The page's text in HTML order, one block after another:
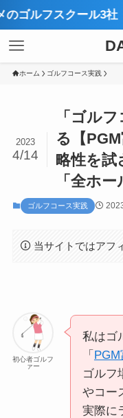
ホーム ゴルフコース実践
「ゴル
る【
略性を
「全ホ
2023
4/14
ゴルフコース実践
当サイトではアフ
初心者ゴルフ
ァー
私はゴ
「
ゴルフ
やコー
実際に